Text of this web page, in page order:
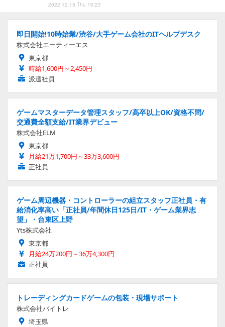
2022.12.15 Thu 10:23
即日開始!10時始業/渋谷/大手ゲーム会社のITヘルプデスク
株式会社エーティーエス
東京都
時給1,600円～2,450円
派遣社員
ゲームマスターデータ管理スタッフ/高卒以上OK/資格不問/
交通費全額支給/IT業界デビュー
株式会社ELM
東京都
月給21万1,700円～33万3,600円
正社員
ゲーム周辺機器・コントローラーの組立スタッフ正社員・有
給消化率高い「正社員/年間休日125日/IT・ゲーム業界志
望」・台東区上野
Yts株式会社
東京都
月給24万200円～36万4,300円
正社員
トレーディングカードゲームの包装・現場サポート
株式会社バイトレ
埼玉県